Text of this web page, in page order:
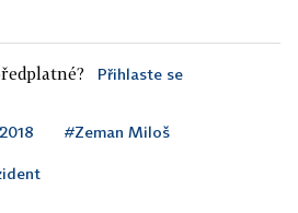
Přihlaste se
#Zeman Miloš